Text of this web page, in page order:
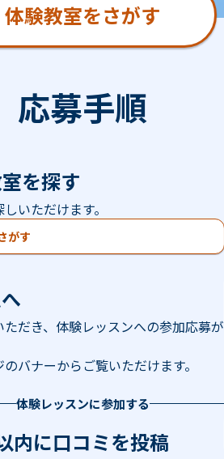
体験教室をさがす
応募手順
を探す
いただけます。
がす
だき、体験レッスンへの参加応募が
バナーからご覧いただけます。
体験レッスンに参加する
内に口コミを投稿